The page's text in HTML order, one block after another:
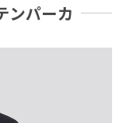
ンパーカ